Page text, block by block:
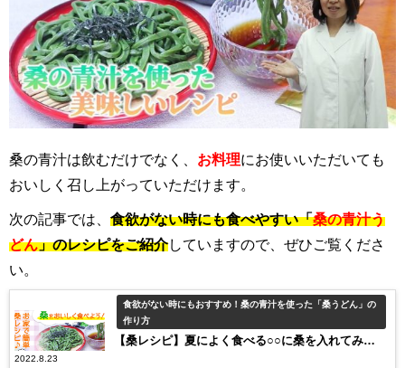
桑の青汁は飲むだけでなく、 お料理にお使いいただいても
おいしく召し上がっていただけます。
次の記事では、 食欲がない時にも食べやすい「桑の青汁う
どん」のレシピをご紹介していますので、ぜひご覧くださ
い。
食欲がない時にもおすすめ！桑の青汁を使った「桑うどん」の
作り方
【桑レシピ】夏によく食べる○○に桑を入れてみ
2022.8.23